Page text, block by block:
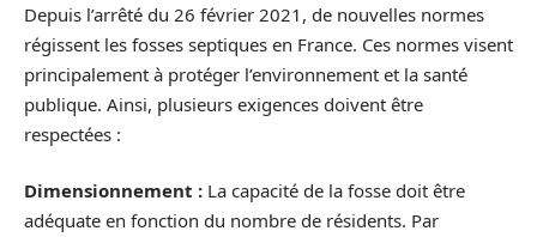
Depuis l’arrêté du 26 février 2021, de nouvelles normes
régissent les fosses septiques en France. Ces normes visent
principalement à protéger l’environnement et la santé
publique. Ainsi, plusieurs exigences doivent être
respectées :
Dimensionnement : La capacité de la fosse doit être
adéquate en fonction du nombre de résidents. Par